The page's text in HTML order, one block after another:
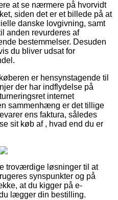
at se nærmere på hvorvidt
siden det er et billede på at
danske lovgivning, samt
anden revurderes af
bestemmelser. Desuden
du bliver udsat for
er hensynstagende til
der har indflydelse på
internet
sammenhæng er det tillige
ens faktura, således
sit køb af , hvad end du er
troværdige løsninger til at
synspunkter og på
at du kigger på e-
lægger din bestilling.